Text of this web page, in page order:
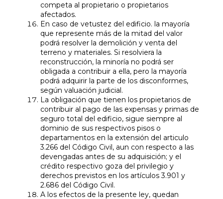
competa al propietario o propietarios
afectados.
En caso de vetustez del edificio. la mayoría
que represente más de la mitad del valor
podrá resolver la demolición y venta del
terreno y materiales. Si resolviera la
reconstrucción, la minoría no podrá ser
obligada a contribuir a ella, pero la mayoría
podrá adquirir la parte de los disconformes,
según valuación judicial.
La obligación que tienen los propietarios de
contribuir al pago de las expensas y primas de
seguro total del edificio, sigue siempre al
dominio de sus respectivos pisos o
departamentos en la extensión del articulo
3.266 del Código Civil, aun con respecto a las
devengadas antes de su adquisición; y el
crédito respectivo goza del privilegio y
derechos previstos en los artículos 3.901 y
2.686 del Código Civil.
A los efectos de la presente ley, quedan